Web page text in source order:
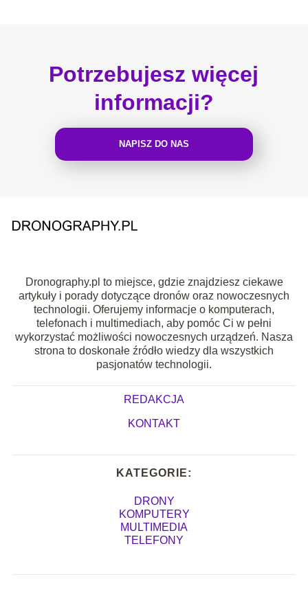
Potrzebujesz więcej
informacji?
NAPISZ DO NAS
Dronography.pl to miejsce, gdzie znajdziesz ciekawe
artykuły i porady dotyczące dronów oraz nowoczesnych
technologii. Oferujemy informacje o komputerach,
telefonach i multimediach, aby pomóc Ci w pełni
wykorzystać możliwości nowoczesnych urządzeń. Nasza
strona to doskonałe źródło wiedzy dla wszystkich
pasjonatów technologii.
REDAKCJA
KONTAKT
KATEGORIE:
DRONY
KOMPUTERY
MULTIMEDIA
TELEFONY